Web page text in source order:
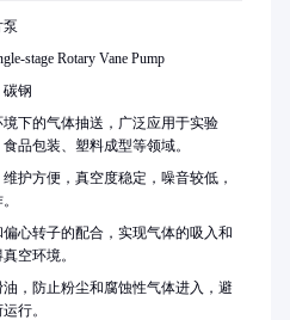
泵
stage Rotary Vane Pump
钢
下的气体抽送，广泛应用于实验
品包装、塑料成型等领域。
护方便，真空度稳定，噪音较低，
心转子的配合，实现气体的吸入和
空环境。
，防止粉尘和腐蚀性气体进入，避
行。